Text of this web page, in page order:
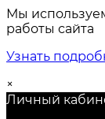
Мы
работы сайта
Узнать
×
Личный